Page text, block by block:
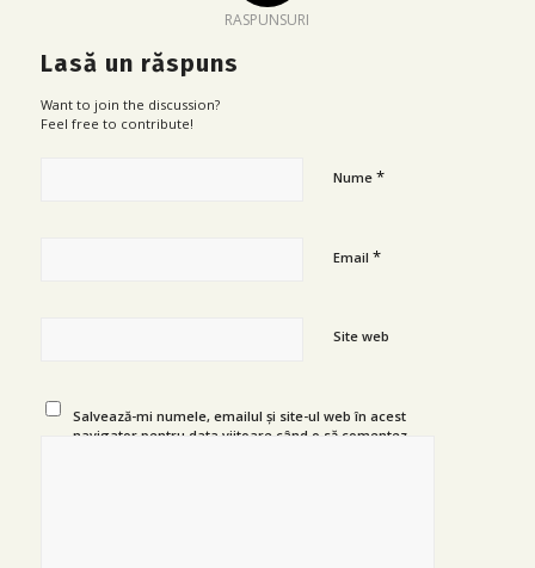
RASPUNSURI
Lasă un răspuns
Want to join the discussion?
Feel free to contribute!
Nume *
Email *
Site web
Salvează-mi numele, emailul și site-ul web în acest
navigator pentru data viitoare când o să comentez.